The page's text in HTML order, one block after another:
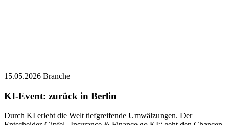
15.05.2026 Branche
KI-Event: zurück in Berlin
Durch KI erlebt die Welt tiefgreifende Umwälzungen. Der